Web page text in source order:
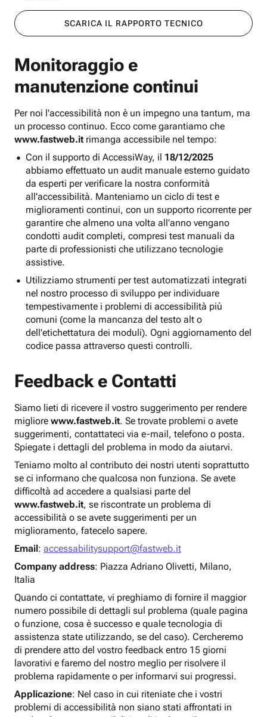
SCARICA IL RAPPORTO TECNICO
Monitoraggio e
manutenzione continui
Per noi l'accessibilità non è un impegno una tantum, ma
un processo continuo. Ecco come garantiamo che
www.fastweb.it rimanga accessibile nel tempo:
Con il supporto di AccessiWay, il 18/12/2025
abbiamo effettuato un audit manuale esterno guidato
da esperti per verificare la nostra conformità
all'accessibilità. Manteniamo un ciclo di test e
miglioramenti continui, con un supporto ricorrente per
garantire che almeno una volta all'anno vengano
condotti audit completi, compresi test manuali da
parte di professionisti che utilizzano tecnologie
assistive.
Utilizziamo strumenti per test automatizzati integrati
nel nostro processo di sviluppo per individuare
tempestivamente i problemi di accessibilità più
comuni (come la mancanza del testo alt o
dell'etichettatura dei moduli). Ogni aggiornamento del
codice passa attraverso questi controlli.
Feedback e Contatti
Siamo lieti di ricevere il vostro suggerimento per rendere
migliore www.fastweb.it. Se trovate problemi o avete
suggerimenti, contattateci via e-mail, telefono o posta.
Spiegate i dettagli del problema in modo da aiutarvi.
Teniamo molto al contributo dei nostri utenti soprattutto
se ci informano che qualcosa non funziona. Se avete
difficoltà ad accedere a qualsiasi parte del
www.fastweb.it, se riscontrate un problema di
accessibilità o se avete suggerimenti per un
miglioramento, fatecelo sapere.
Email: accessabilitysupport@fastweb.it
Company address: Piazza Adriano Olivetti, Milano,
Italia
Quando ci contattate, vi preghiamo di fornire il maggior
numero possibile di dettagli sul problema (quale pagina
o funzione, cosa è successo e quale tecnologia di
assistenza state utilizzando, se del caso). Cercheremo
di prendere atto del vostro feedback entro 15 giorni
lavorativi e faremo del nostro meglio per risolvere il
problema rapidamente o per informarvi sui progressi.
Applicazione: Nel caso in cui riteniate che i vostri
problemi di accessibilità non siano stati affrontati in